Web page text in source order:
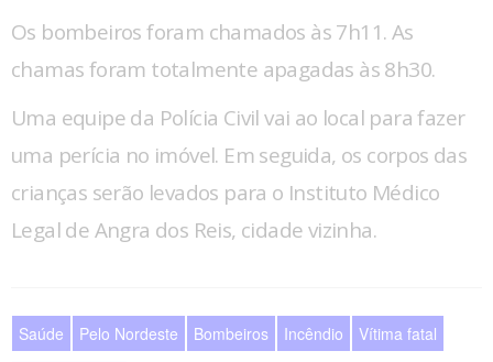
Os bombeiros foram chamados às 7h11. As
chamas foram totalmente apagadas às 8h30.
Uma equipe da Polícia Civil vai ao local para fazer
uma perícia no imóvel. Em seguida, os corpos das
crianças serão levados para o Instituto Médico
Legal de Angra dos Reis, cidade vizinha.
Saúde Pelo Nordeste Bombeiros Incêndio Vítima fatal